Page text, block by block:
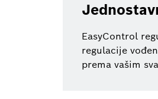
EasyControl
regulacije
prema vašim